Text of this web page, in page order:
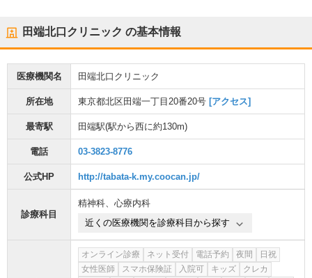
田端北口クリニック の基本情報
医療機関名 田端北口クリニック
所在地 東京都北区田端一丁目20番20号 [アクセス]
最寄駅 田端駅(駅から西に約130m)
電話 03-3823-8776
公式HP http://tabata-k.my.coocan.jp/
診療科目
精神科、 心療内科
近くの医療機関を診療科目から探す
オンライン診療 ネット受付 電話予約 夜間
日祝
女性医師
スマホ保険証 入院可 キッズ
クレカ